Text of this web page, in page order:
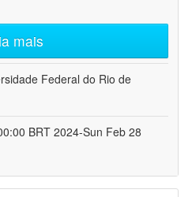
mais
Federal do Rio de
BRT 2024-Sun Feb 28